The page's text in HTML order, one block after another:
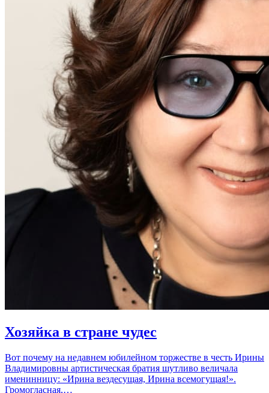
Хозяйка в стране чудес
Вот почему на недавнем юбилейном торжестве в честь Ирины
Владимировны артистическая братия шутливо величала
именинницу: «Ирина вездесущая, Ирина всемогущая!».
Громогласная,…